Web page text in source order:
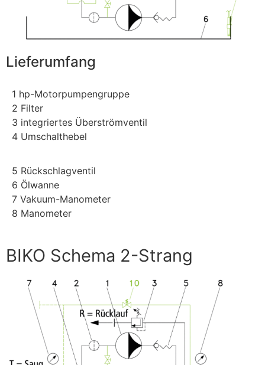
Lieferumfang
1 hp-Motorpumpengruppe
2 Filter
3 integriertes Überströmventil
4 Umschalthebel
5 Rückschlagventil
6 Ölwanne
7 Vakuum-Manometer
8 Manometer
BIKO Schema 2-Strang